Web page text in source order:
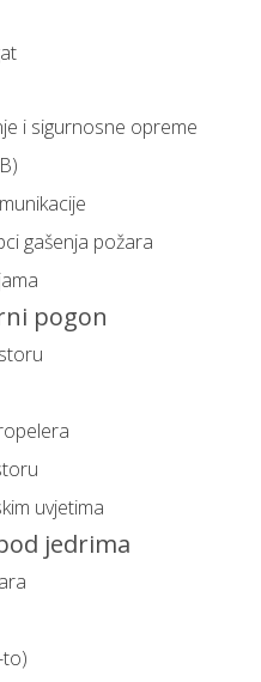
i sigurnosne opreme
gašenja požara
pogon
uvjetima
jedrima